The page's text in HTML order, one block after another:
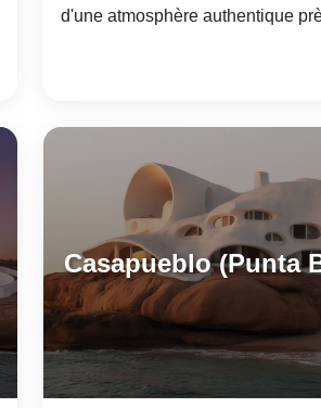
d'une atmosphère authentique
Casapueblo (Punta